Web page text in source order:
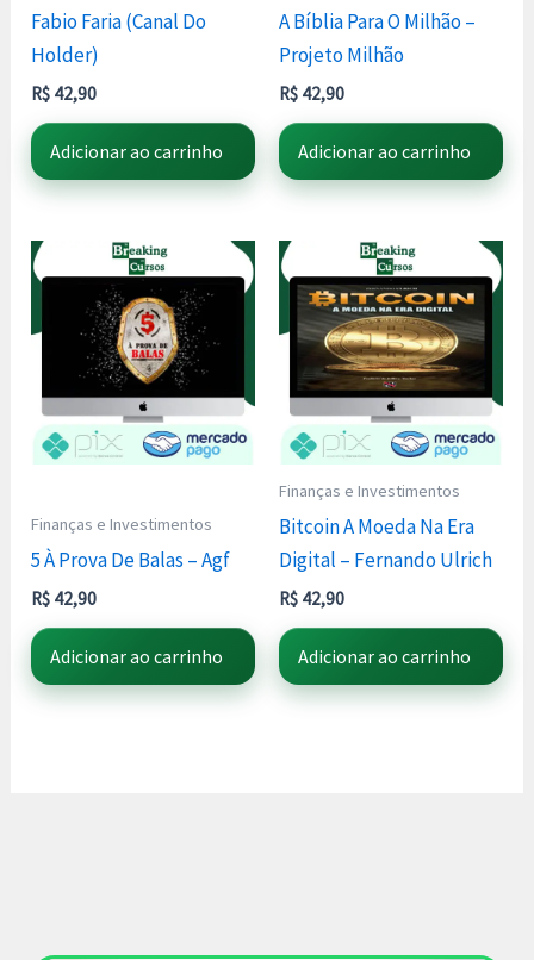
Fabio Faria (Canal Do
Holder)
R$ 42,90
Adicionar ao carrinho
A Bíblia Para O Milhão –
Projeto Milhão
R$ 42,90
Adicionar ao carrinho
Finanças e Investimentos
5 À Prova De Balas – Agf
R$ 42,90
Adicionar ao carrinho
Finanças e Investimentos
Bitcoin A Moeda Na Era
Digital – Fernando Ulrich
R$ 42,90
Adicionar ao carrinho